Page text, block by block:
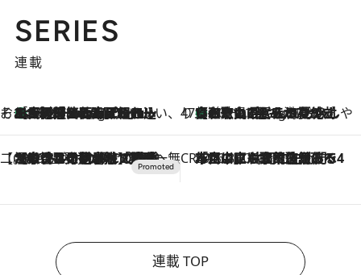
SERIES
連載
そおだよおこの関西おいしい、おやつ紀行
10 Hours Ago
［大阪府箕面市］一皿一皿目の前で仕上げられる、料理を巧みに組み込んだアシェットデセールコース「ミチル アシェット デセール（Michiru assiette dessert）」 47都道府県の手みやげ ひんやりスイーツで夏を満喫
10 Hours Ago
【和歌山県】この夏絶対食べたい 冷やしておいしいおやつ3選 みかんがごろっと丸ごと入ったジュレ
【CREA×星野リゾート】唯一無二。癒しと発見が待つ場所へ
2026.8.7
【トンボの足水浴】ヒノキの香りに包まれて涼感マックス！約13℃の湧水かけ流しを避暑地「星野温泉 トンボの湯」で体験 CREA'S CHOICE
2026.8.7
「立川にも歌舞伎があるんだよ」 片岡仁左衛門・市川中車ら豪華座組みで4年目の立川立飛歌舞伎へ
連載 TOP